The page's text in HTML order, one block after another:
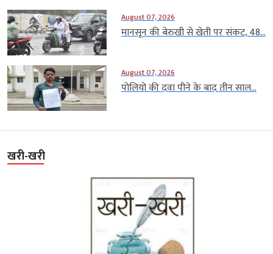
August 07, 2026
मानसून की बेरुखी से खेती पर संकट, 48...
August 07, 2026
पोलियो की दवा पीने के बाद तीन साल...
खरी-खरी